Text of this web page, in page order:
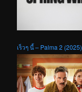
เร็วๆ นี้ – Palma 2 (2025)